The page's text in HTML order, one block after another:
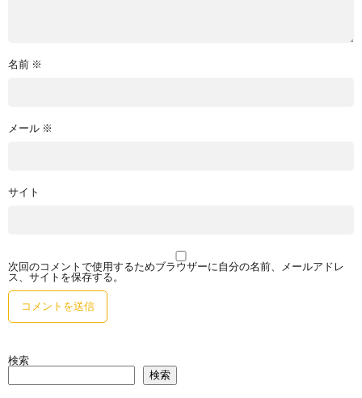
名前 ※
メール ※
サイト
次回のコメントで使用するためブラウザーに自分の名前、メールアドレ
ス、サイトを保存する。
検索
検索